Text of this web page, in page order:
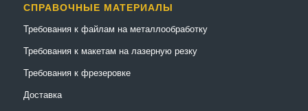
СПРАВОЧНЫЕ МАТЕРИАЛЫ
Требования к файлам на металлообработку
Требования к макетам на лазерную резку
Требования к фрезеровке
Доставка